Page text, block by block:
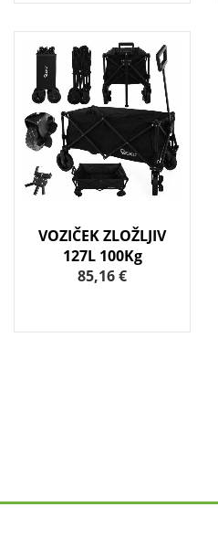
VOZIČEK ZLOŽLJIV
127L 100Kg
85,16 €